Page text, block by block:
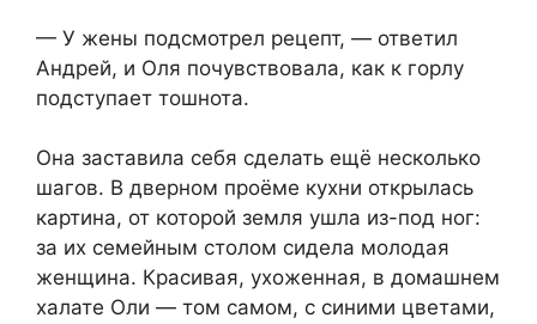
— У жены подсмотрел рецепт, — ответил
Андрей, и Оля почувствовала, как к горлу
подступает тошнота.
Она заставила себя сделать ещё несколько
шагов. В дверном проёме кухни открылась
картина, от которой земля ушла из-под ног:
за их семейным столом сидела молодая
женщина. Красивая, ухоженная, в домашнем
халате Оли — том самом, с синими цветами,